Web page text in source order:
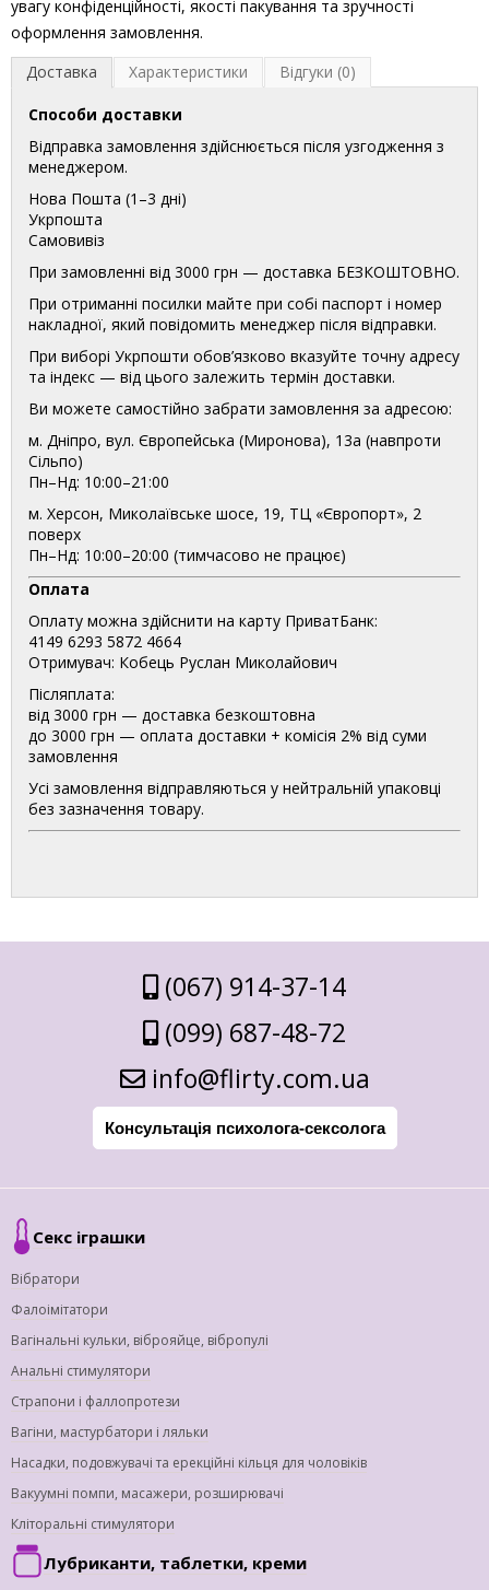
увагу конфіденційності, якості пакування та зручності
оформлення замовлення.
Доставка
Характеристики Відгуки (0)
Способи доставки
Відправка замовлення здійснюється після узгодження з
менеджером.
Нова Пошта (1–3 дні)
Укрпошта
Самовивіз
При замовленні від 3000 грн — доставка БЕЗКОШТОВНО.
При отриманні посилки майте при собі паспорт і номер
накладної, який повідомить менеджер після відправки.
При виборі Укрпошти обов’язково вказуйте точну адресу
та індекс — від цього залежить термін доставки.
Ви можете самостійно забрати замовлення за адресою:
м. Дніпро, вул. Європейська (Миронова), 13а (навпроти
Сільпо)
Пн–Нд: 10:00–21:00
м. Херсон, Миколаївське шосе, 19, ТЦ «Європорт», 2
поверх
Пн–Нд: 10:00–20:00 (тимчасово не працює)
Оплата
Оплату можна здійснити на карту ПриватБанк:
4149 6293 5872 4664
Отримувач: Кобець Руслан Миколайович
Післяплата:
від 3000 грн — доставка безкоштовна
до 3000 грн — оплата доставки + комісія 2% від суми
замовлення
Усі замовлення відправляються у нейтральній упаковці
без зазначення товару.
(067) 914-37-14
(099) 687-48-72
info@flirty.com.ua
Консультація психолога-сексолога
Секс іграшки
Вібратори
Фалоімітатори
Вагінальні кульки, віброяйце, вібропулі
Анальні стимулятори
Страпони і фаллопротези
Вагіни, мастурбатори і ляльки
Насадки, подовжувачі та ерекційні кільця для чоловіків
Вакуумні помпи, масажери, розширювачі
Кліторальні стимулятори
Лубриканти, таблетки, креми